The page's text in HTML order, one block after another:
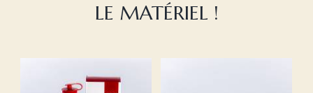
LE MATÉRIEL !
Encre de